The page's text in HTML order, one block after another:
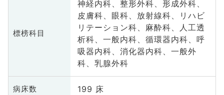
標榜科目
神経内科、整形外科、形成外科、
皮膚科、眼科、放射線科、リハビ
リテーション科、麻酔科、人工透
析科、一般内科、循環器内科、呼
吸器内科、消化器内科、一般外
科、乳腺外科
病床数 199 床